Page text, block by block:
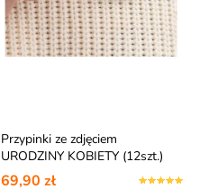
Przypinki ze zdjęciem
URODZINY KOBIETY (12szt.)
69,90 zł